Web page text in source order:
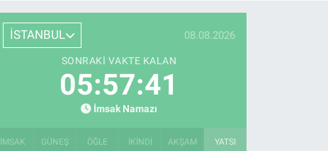
İSTANBUL 08.08.2026
SONRAKI VAKTE KALAN
05:57:40
İmsak Namazı
İMSAK GÜNEŞ ÖĞLE İKINDI AKŞAM YATSI